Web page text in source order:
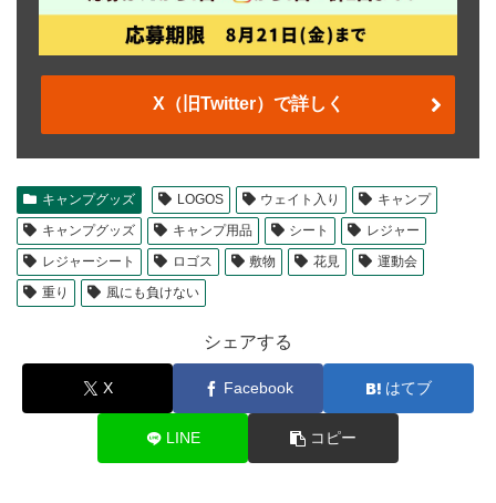
X（旧Twitter）で詳しく
キャンプグッズ LOGOS ウェイト入り
キャンプ
キャンプグッズ
キャンプ用品 シート
レジャー
レジャーシート
ロゴス 敷物 花見
運動会
重り
風にも負けない
シェアする
X Facebook はてブ
LINE コピー